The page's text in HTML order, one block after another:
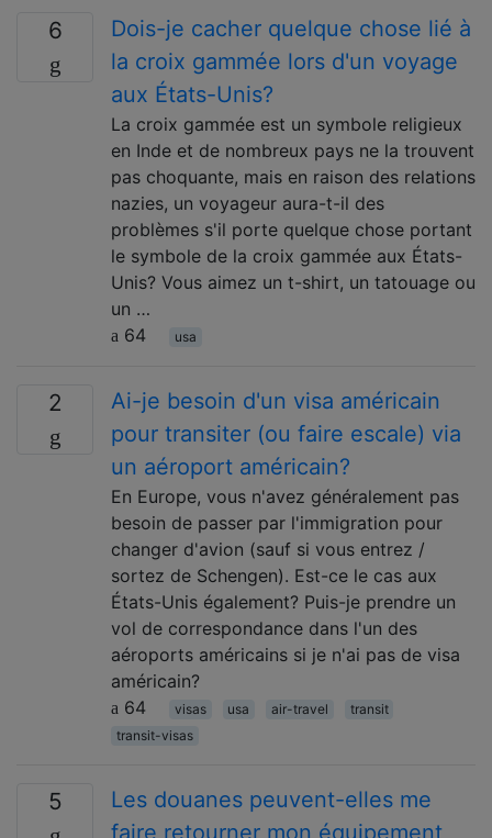
6
Dois-je cacher quelque chose lié à
la croix gammée lors d'un voyage
aux États-Unis?
La croix gammée est un symbole religieux
en Inde et de nombreux pays ne la trouvent
pas choquante, mais en raison des relations
nazies, un voyageur aura-t-il des
problèmes s'il porte quelque chose portant
le symbole de la croix gammée aux États-
Unis? Vous aimez un t-shirt, un tatouage ou
un …
64
usa
2
Ai-je besoin d'un visa américain
pour transiter (ou faire escale) via
un aéroport américain?
En Europe, vous n'avez généralement pas
besoin de passer par l'immigration pour
changer d'avion (sauf si vous entrez /
sortez de Schengen). Est-ce le cas aux
États-Unis également? Puis-je prendre un
vol de correspondance dans l'un des
aéroports américains si je n'ai pas de visa
américain?
64
visas usa air-travel
transit
transit-visas
5
Les douanes peuvent-elles me
faire retourner mon équipement